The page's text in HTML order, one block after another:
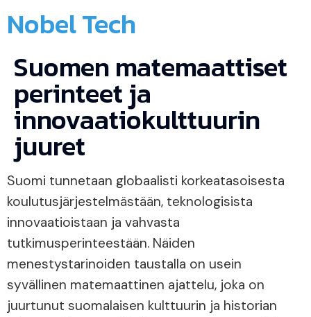
Nobel Tech
Suomen matemaattiset
perinteet ja
innovaatiokulttuurin
juuret
Suomi tunnetaan globaalisti korkeatasoisesta
koulutusjärjestelmästään, teknologisista
innovaatioistaan ja vahvasta
tutkimusperinteestään. Näiden
menestystarinoiden taustalla on usein
syvällinen matemaattinen ajattelu, joka on
juurtunut suomalaisen kulttuurin ja historian